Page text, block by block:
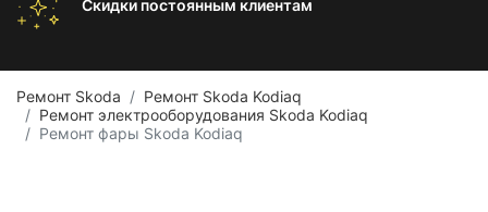
Скидки постоянным клиентам
Ремонт Skoda
Ремонт Skoda Kodiaq
Ремонт электрооборудования Skoda Kodiaq
Ремонт фары Skoda Kodiaq